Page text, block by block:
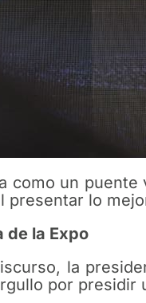
como un
presentar lo
de la Expo
la
por presidir